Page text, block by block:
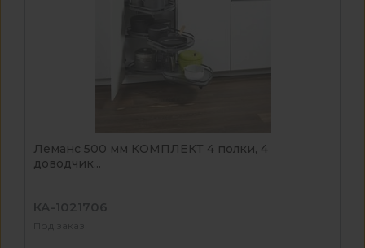
Леманс 500 мм КОМПЛЕКТ 4 полки, 4
доводчик...
КА-1021706
Под заказ